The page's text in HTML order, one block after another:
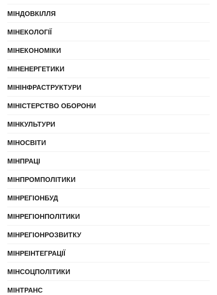
МІНДОВКІЛЛЯ
МІНЕКОЛОГІЇ
МІНЕКОНОМІКИ
МІНЕНЕРГЕТИКИ
МІНІНФРАСТРУКТУРИ
МІНІСТЕРСТВО ОБОРОНИ
МІНКУЛЬТУРИ
МІНОСВІТИ
МІНПРАЦІ
МІНПРОМПОЛІТИКИ
МІНРЕГІОНБУД
МІНРЕГІОНПОЛІТИКИ
МІНРЕГІОНРОЗВИТКУ
МІНРЕІНТЕГРАЦІЇ
МІНСОЦПОЛІТИКИ
МІНТРАНС